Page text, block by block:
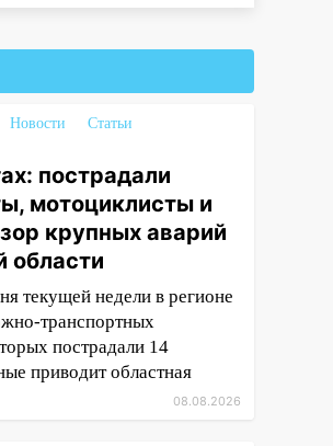
Новости
Статьи
пострадали
мотоциклисты и
крупных аварий
области
текущей недели в регионе
транспортных
пострадали 14
приводит областная
08.08.2026